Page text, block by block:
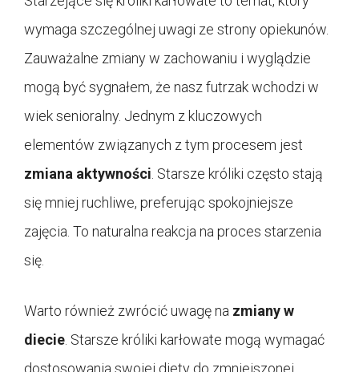
wymaga szczególnej uwagi ze strony opiekunów.
Zauważalne zmiany w zachowaniu i wyglądzie
mogą być sygnałem, że nasz futrzak wchodzi w
wiek senioralny. Jednym z kluczowych
elementów związanych z tym procesem jest
zmiana aktywności . Starsze króliki często stają
się mniej ruchliwe, preferując spokojniejsze
zajęcia. To naturalna reakcja na proces starzenia
się.
Warto również zwrócić uwagę na zmiany w
diecie . Starsze króliki karłowate mogą wymagać
dostosowania swojej diety do zmniejszonej